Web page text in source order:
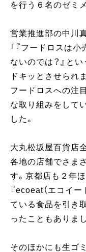
を行う６名のゼミ
営業推進部の中川
「『フードロスは
ないのでは？』と
ドキッとさせられ
フードロスへの注
な取り組みをして
した。
大丸松坂屋百貨店
各地の店舗でさま
す。京都店も２年
『ecoeat（エコイー
ている食品を引き
ったこともありまし
そのほかにも生ゴ